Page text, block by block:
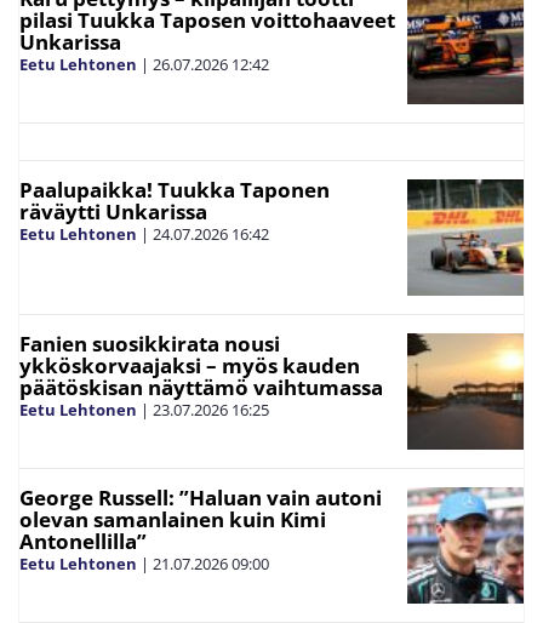
pilasi Tuukka Taposen voittohaaveet
Unkarissa
Eetu Lehtonen | 26.07.2026 12:42
Paalupaikka! Tuukka Taponen
räväytti Unkarissa
Eetu Lehtonen | 24.07.2026 16:42
Fanien suosikkirata nousi
ykköskorvaajaksi – myös kauden
päätöskisan näyttämö vaihtumassa
Eetu Lehtonen | 23.07.2026 16:25
George Russell: ”Haluan vain autoni
olevan samanlainen kuin Kimi
Antonellilla”
Eetu Lehtonen | 21.07.202609:00